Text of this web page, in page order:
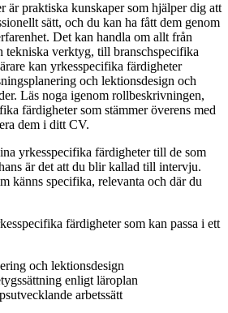
är praktiska kunskaper som hjälper dig att
sätt, och du kan ha fått dem genom
Det kan handla om allt från
tekniska verktyg, till branschspecifika
kan yrkesspecifika färdigheter
och lektionsdesign och
Läs noga igenom rollbeskrivningen,
färdigheter som stämmer överens med
dem i ditt CV.
yrkesspecifika färdigheter till de som
är det att du blir kallad till intervju.
känns specifika, relevanta och där du
färdigheter som kan passa i ett
och lektionsdesign
enligt läroplan
arbetssätt